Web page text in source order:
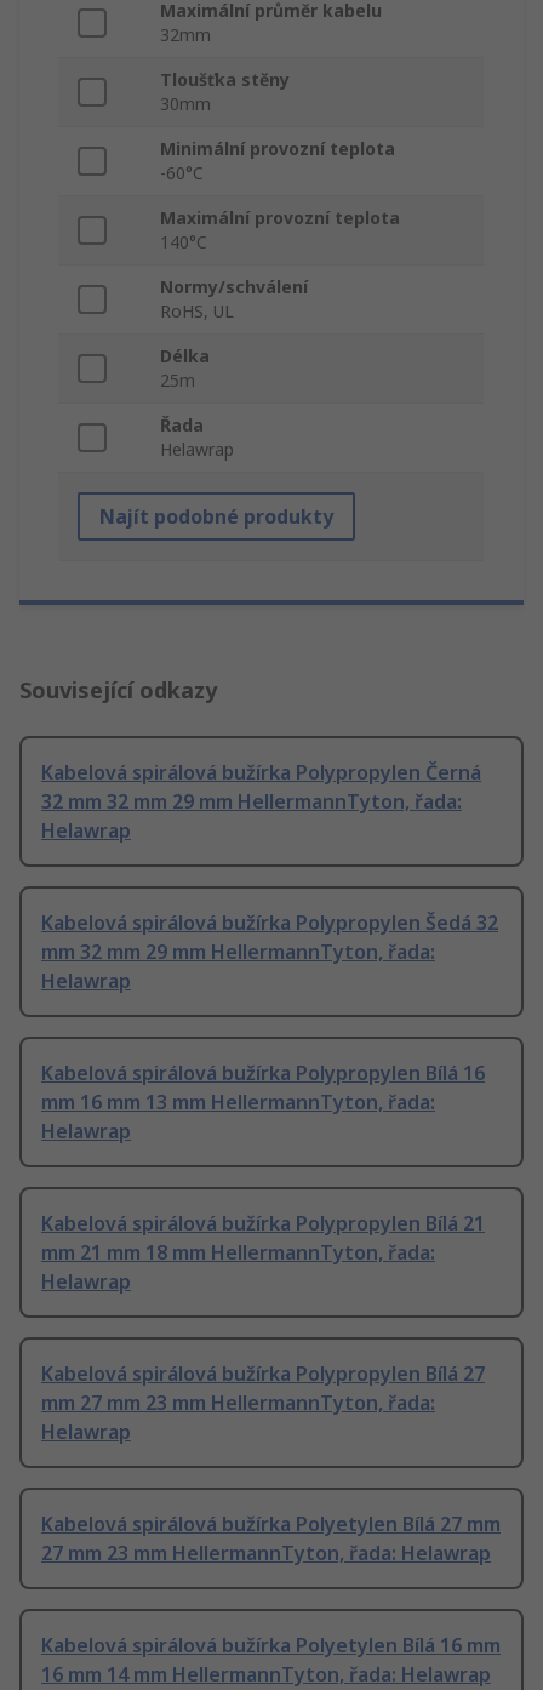
Maximální průměr kabelu
32mm
Tloušťka stěny
30mm
Minimální provozní teplota
-60°C
Maximální provozní teplota
140°C
Normy/schválení
RoHS, UL
Délka
25m
Řada
Helawrap
Najít podobné produkty
Související odkazy
Kabelová spirálová bužírka Polypropylen Černá
32 mm 32 mm 29 mm HellermannTyton, řada:
Helawrap
Kabelová spirálová bužírka Polypropylen Šedá 32
mm 32 mm 29 mm HellermannTyton, řada:
Helawrap
Kabelová spirálová bužírka Polypropylen Bílá 16
mm 16 mm 13 mm HellermannTyton, řada:
Helawrap
Kabelová spirálová bužírka Polypropylen Bílá 21
mm 21 mm 18 mm HellermannTyton, řada:
Helawrap
Kabelová spirálová bužírka Polypropylen Bílá 27
mm 27 mm 23 mm HellermannTyton, řada:
Helawrap
Kabelová spirálová bužírka Polyetylen Bílá 27 mm
27 mm 23 mm HellermannTyton, řada: Helawrap
Kabelová spirálová bužírka Polyetylen Bílá 16 mm
16 mm 14 mm HellermannTyton, řada: Helawrap